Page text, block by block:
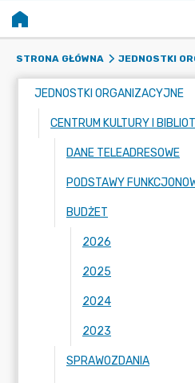
STRONA GŁÓWNA JEDNOSTKI
JEDNOSTKI ORGANIZACYJNE
DANE TELEADRESOWE
PODSTAWY
BUDŻET
2026
2025
2024
2023
SPRAWOZDANIA